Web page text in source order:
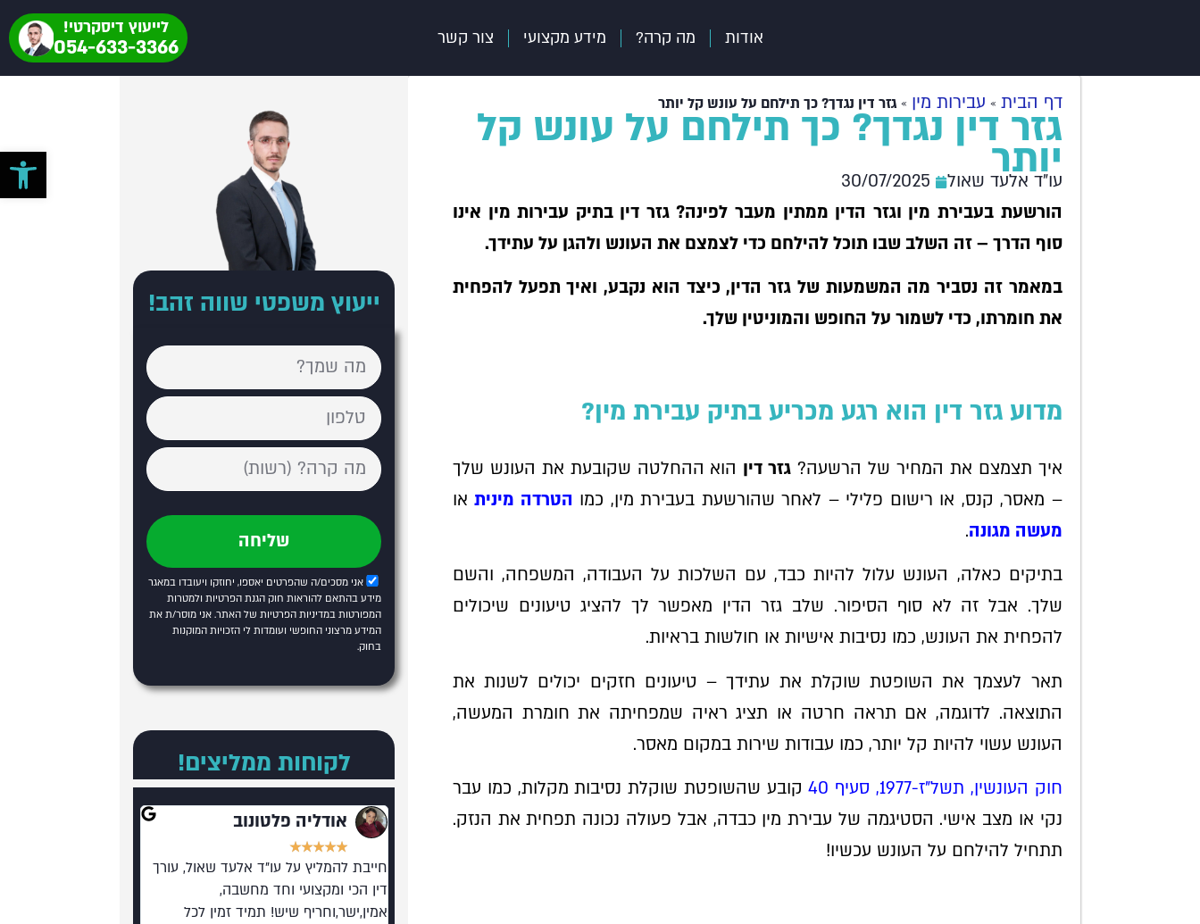
אודות מה קרה? מידע מקצועי צור קשר
לייעוץ דיסקרטי!
054-633-3366
דף הבית » עבירות מין »גזר דין נגדך? כך תילחם על עונש קל יותר
גזר דין נגדך? כך תילחם על עונש קל
יותר
עו"ד אלעד שאול
30/07/2025
הורשעת בעבירת מין וגזר הדין ממתין מעבר לפינה? גזר דין בתיק עבירות מין אינו
סוף הדרך – זה השלב שבו תוכל להילחם כדי לצמצם את העונש ולהגן על עתידך.
במאמר זה נסביר מה המשמעות של גזר הדין, כיצד הוא נקבע, ואיך תפעל להפחית
את חומרתו, כדי לשמור על החופש והמוניטין שלך.
מדוע גזר דין הוא רגע מכריע בתיק עבירת מין?
איך תצמצם את המחיר של הרשעה? גזר דין הוא ההחלטה שקובעת את העונש שלך
– מאסר, קנס, או רישום פלילי – לאחר שהורשעת בעבירת מין, כמו הטרדה מיניתאו
מעשה מגונה.
בתיקים כאלה, העונש עלול להיות כבד, עם השלכות על העבודה, המשפחה, והשם
שלך. אבל זה לא סוף הסיפור. שלב גזר הדין מאפשר לך להציג טיעונים שיכולים
להפחית את העונש, כמו נסיבות אישיות או חולשות בראיות.
תאר לעצמך את השופטת שוקלת את עתידך – טיעונים חזקים יכולים לשנות את
התוצאה. לדוגמה, אם תראה חרטה או תציג ראיה שמפחיתה את חומרת המעשה,
העונש עשוי להיות קל יותר, כמו עבודות שירות במקום מאסר.
חוק העונשין, תשל"ז-1977, סעיף 40
קובע שהשופטת שוקלת נסיבות מקלות, כמו עבר
נקי או מצב אישי. הסטיגמה של עבירת מין כבדה, אבל פעולה נכונה תפחית את הנזק.
תתחיל להילחם על העונש עכשיו!
ייעוץ משפטי שווה זהב!
אני מסכים/ה שהפרטים יאספו, יחוזקו ויעובדו במאגר
מידע בהתאם להוראות חוק הגנת הפרטיות ולמטרות
המפורטותבמדיניות הפרטיות של האתר. אני מוסר/ת את
המידע מרצוני החופשי ועומדות לי הזכויות המוקנות
בחוק.
שליחה
לקוחות ממליצים!
אודליה פלטונוב
★
★
★
★
★
חייבת להמליץ על עו"ד אלעד שאול, עורך
דין הכי ומקצועי וחד מחשבה,
אמין,ישר,וחריף שיש! תמיד זמין לכל
פתח